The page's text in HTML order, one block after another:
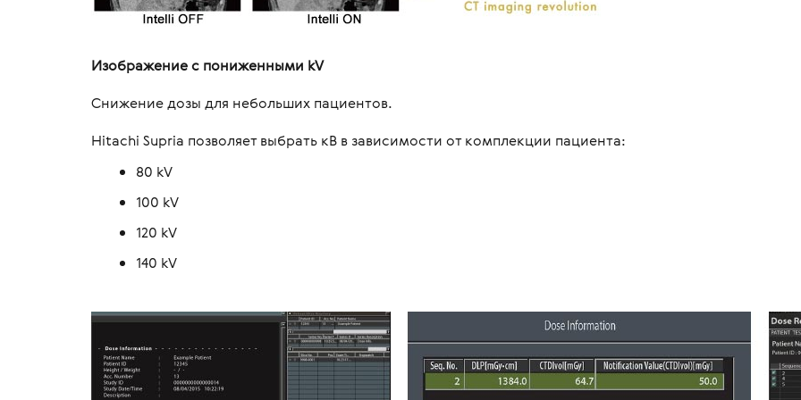
Изображение с пониженными kV
Снижение дозы для небольших пациентов.
Hitachi Supria позволяет выбрать кВ в зависимости от комплекции пациента:
80 kV
100 kV
120 kV
140 kV